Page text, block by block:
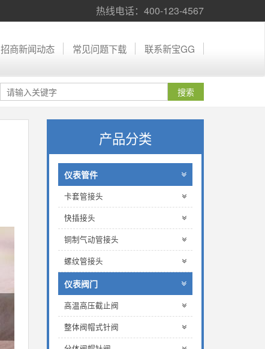
热线电话：400-123-4567
招商新闻动态 常见问题下载 联系新宝GG
产品分类
仪表管件
卡套管接头
快插接头
铜制气动管接头
螺纹管接头
仪表阀门
高温高压截止阀
整体阀帽式针阀